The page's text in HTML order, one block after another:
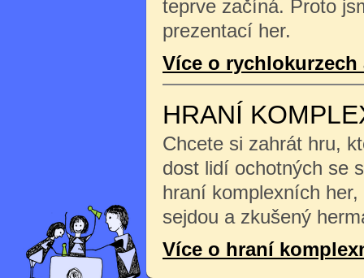
teprve začíná. Proto
prezentací her.
Více o rychlokurzech
HRANÍ
Chcete si zahrát hru,
dost lidí ochotných se
hraní komplexních
sejdou a zkušený
Více o hraní